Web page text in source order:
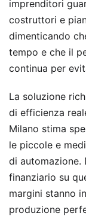
imprenditori
costruttori e
dimenticando
tempo e che il
continua per
La soluzione
di efficienza
Milano stima
le piccole e
di automazione.
finanziario su
margini stanno
produzione